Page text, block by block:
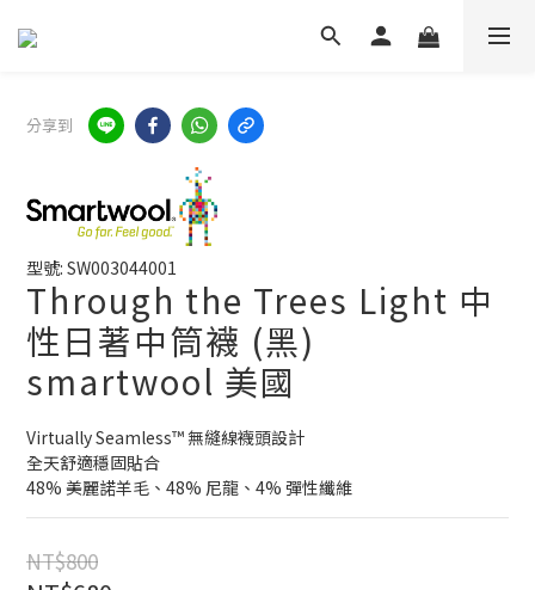
分享到
型號: SW003044001
Through the Trees Light 中
性日著中筒襪 (黑)
smartwool 美國
Virtually Seamless™ 無縫線襪頭設計
全天舒適穩固貼合
48% 美麗諾羊毛、48% 尼龍、4% 彈性纖維
NT$800